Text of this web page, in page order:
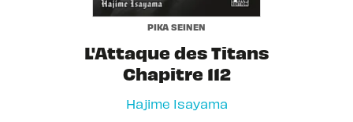
PIKA SEINEN
L'Attaque des Titans
Chapitre 112
Hajime Isayama